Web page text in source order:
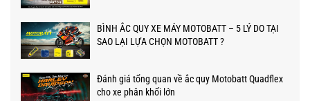
BÌNH ẮC QUY XE MÁY MOTOBATT – 5 LÝ DO TẠI
SAO LẠI LỰA CHỌN MOTOBATT ?
Đánh giá tổng quan về ắc quy Motobatt Quadflex
cho xe phân khối lớn